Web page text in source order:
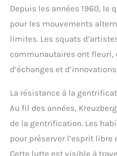
Depuis les années 1960, le
pour les mouvements
limites. Les squats
communautaires ont fleuri,
d’échanges et
La résistance à la
Au fil des années,
de la gentrification. Les
pour préserver l’esprit
Cette lutte est visible à